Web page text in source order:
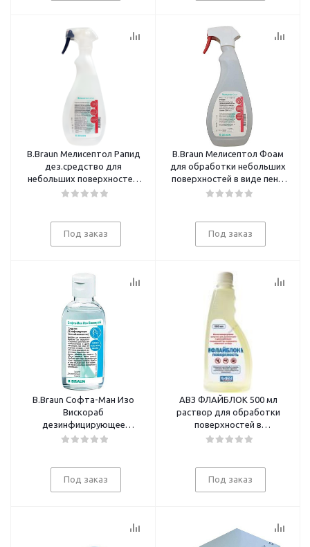
B.Braun Мелисептол Рапид
дез.средство для
небольших поверхностей,
750 мл спрей (Россия)
Под заказ
B.Braun Мелисептол Фоам
для обработки небольших
поверхностей в виде пены
750 мл (спрей)
Под заказ
B.Braun Софта-Ман Изо
Вискораб
дезинфицирующее
средство для рук 75мл (гель)
Под заказ
АВЗ ФЛАЙБЛОК 500 мл
раствор для обработки
поверхностей в
животноводческих
Под заказ